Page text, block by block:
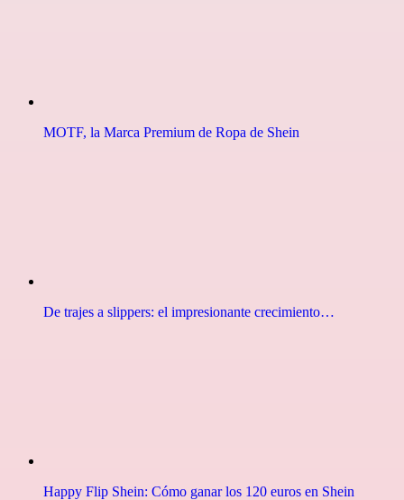
MOTF, la Marca Premium de Ropa de Shein
De trajes a slippers: el impresionante crecimiento…
Happy Flip Shein: Cómo ganar los 120 euros en Shein